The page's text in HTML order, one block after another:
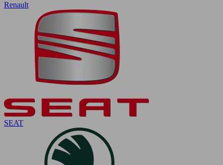
Renault
SEAT